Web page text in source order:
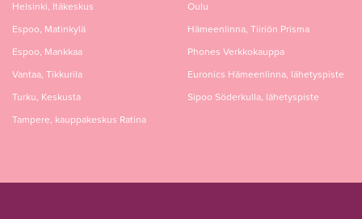
Helsinki, Itäkeskus
Espoo, Matinkylä
Espoo, Mankkaa
Vantaa, Tikkurila
Turku, Keskusta
Tampere, kauppakeskus Ratina
Oulu
Hämeenlinna, Tiiriön Prisma
Phones Verkkokauppa
Euronics Hämeenlinna, lähetyspiste
Sipoo Söderkulla, lähetyspiste